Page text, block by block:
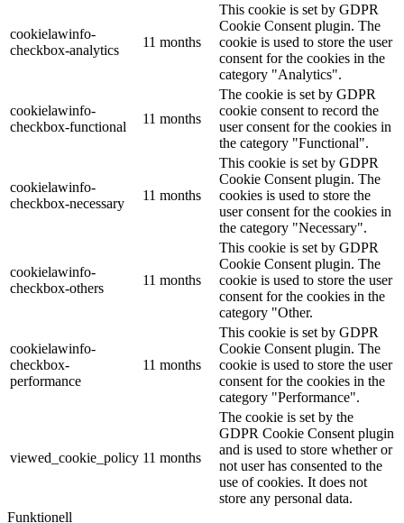
cookielawinfo-
checkbox-analytics
11 months
This cookie is set by GDPR
Cookie Consent plugin. The
cookie is used to store the user
consent for the cookies in the
category "Analytics".
cookielawinfo-
checkbox-functional
11 months
The cookie is set by GDPR
cookie consent to record the
user consent for the cookies in
the category "Functional".
cookielawinfo-
checkbox-necessary
11 months
This cookie is set by GDPR
Cookie Consent plugin. The
cookies is used to store the
user consent for the cookies in
the category "Necessary".
cookielawinfo-
checkbox-others
11 months
This cookie is set by GDPR
Cookie Consent plugin. The
cookie is used to store the user
consent for the cookies in the
category "Other.
cookielawinfo-
checkbox-
performance
11 months
This cookie is set by GDPR
Cookie Consent plugin. The
cookie is used to store the user
consent for the cookies in the
category "Performance".
viewed_cookie_policy 11 months
The cookie is set by the
GDPR Cookie Consent plugin
and is used to store whether or
not user has consented to the
use of cookies. It does not
store any personal data.
Funktionell